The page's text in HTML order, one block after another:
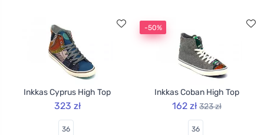
Inkkas Cyprus High Top
323 zł
36
-50%
Inkkas Coban High Top
162 zł 323 zł
36